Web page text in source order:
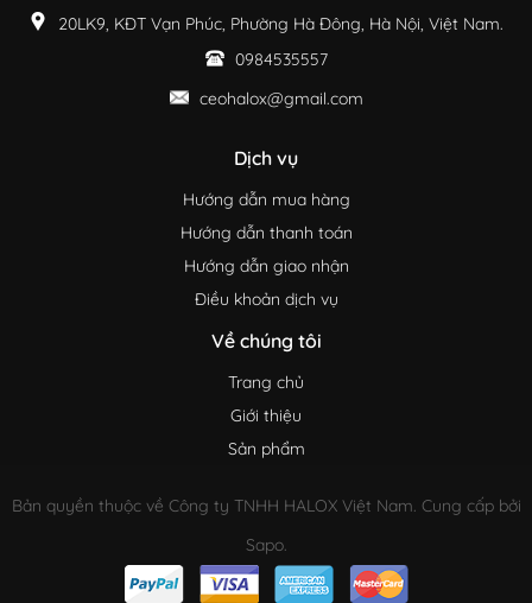
20LK9, KĐT Vạn Phúc, Phường Hà Đông, Hà Nội, Việt Nam.
0984535557
ceohalox@gmail.com
Dịch vụ
Hướng dẫn mua hàng
Hướng dẫn thanh toán
Hướng dẫn giao nhận
Điều khoản dịch vụ
Về chúng tôi
Trang chủ
Giới thiệu
Sản phẩm
Bản quyền thuộc về Công ty TNHH HALOX Việt Nam. Cung cấp bởi
Sapo.